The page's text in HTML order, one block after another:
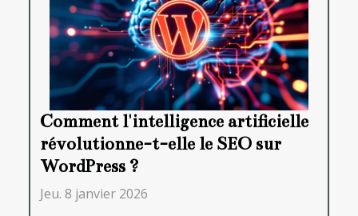
Comment l'intelligence artificielle
révolutionne-t-elle le SEO sur
WordPress ?
Jeu. 8 janvier 2026